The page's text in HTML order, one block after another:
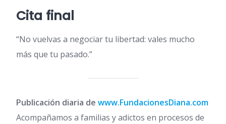
Cita final
“No vuelvas a negociar tu libertad: vales mucho
más que tu pasado.”
Publicación diaria de www.FundacionesDiana.com
Acompañamos a familias y adictos en procesos de